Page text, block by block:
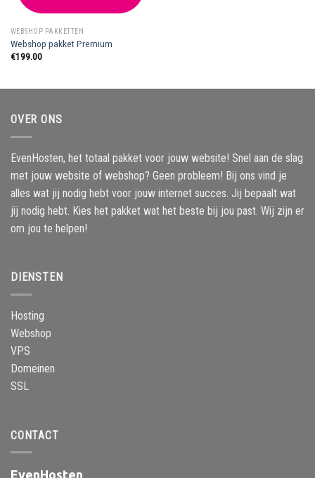
WEBSHOP PAKKETTEN
Webshop pakket Premium
€199.00
OVER ONS
EvenHosten, het totaal pakket voor jouw website! Snel aan de slag
met jouw website of webshop? Geen probleem! Bij ons vind je
alles wat jij nodig hebt voor jouw internet succes. Jij bepaalt wat
jij nodig hebt. Kies het pakket wat het beste bij jou past. Wij zijn er
om jou te helpen!
DIENSTEN
Hosting
Webshop
VPS
Domeinen
SSL
CONTACT
EvenHosten